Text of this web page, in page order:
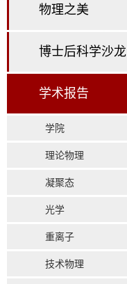
物理之美
博士后科学沙龙
学术报告
学院
理论物理
凝聚态
光学
重离子
技术物理